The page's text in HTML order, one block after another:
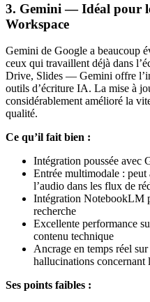
3. Gemini — Idéal pour
Workspace
Gemini de Google a beaucoup
ceux qui travaillent déjà dans
Drive, Slides — Gemini offre
outils d’écriture IA. La mise à
considérablement amélioré la
qualité.
Ce qu’il fait bien :
Intégration poussée avec
Entrée multimodale : peut
l’audio dans les flux de
Intégration NotebookLM
recherche
Excellente performance
contenu technique
Ancrage en temps réel
hallucinations concernant
Ses points faibles :